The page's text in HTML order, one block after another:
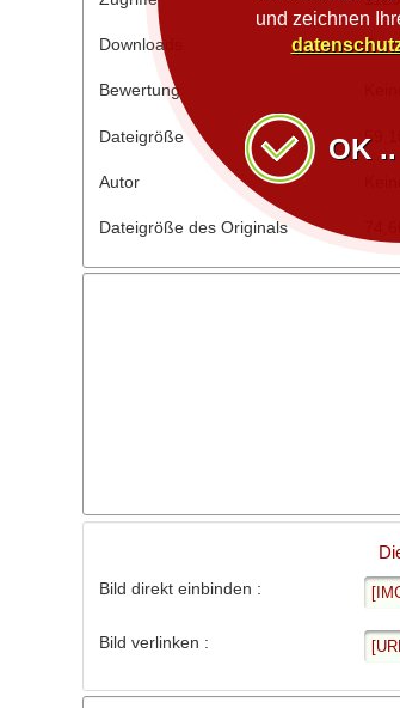
Downloads 7
Bewertung
Dateigröße
Autor
Dateigröße des Originals
Bild direkt einbinden :
Bild verlinken :
OK
und zeichnen